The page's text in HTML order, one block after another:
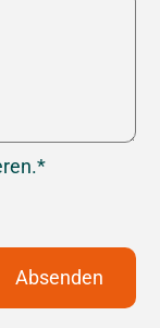
Absenden